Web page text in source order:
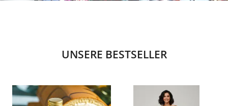
UNSERE BESTSELLER